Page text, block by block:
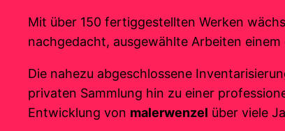
Mit über 150 fertiggestellten Werken
nachgedacht, ausgewählte Arbeiten
Die nahezu abgeschlossene
privaten Sammlung hin zu einer
Entwicklung von malerwenzel über viele